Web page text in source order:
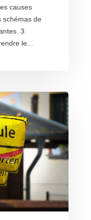
causes
schémas de
3.
le...